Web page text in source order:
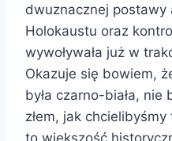
dwuznacznej
Holokaustu oraz
wywoływała już w
Okazuje się bowiem,
była czarno-biała, nie
złem, jak
to większość